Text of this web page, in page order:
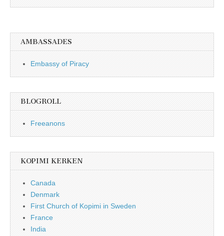
AMBASSADES
Embassy of Piracy
BLOGROLL
Freeanons
KOPIMI KERKEN
Canada
Denmark
First Church of Kopimi in Sweden
France
India